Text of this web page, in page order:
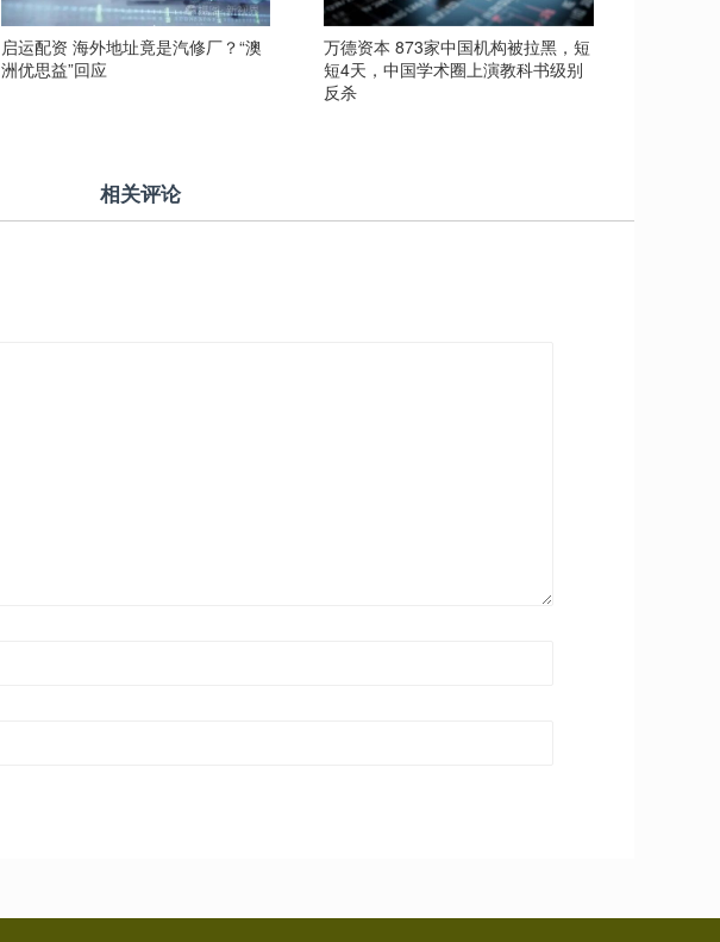
启运配资 海外地址竟是汽修厂？“澳
洲优思益”回应
万德资本 873家中国机构被拉黑，短
短4天，中国学术圈上演教科书级别
反杀
相关评论